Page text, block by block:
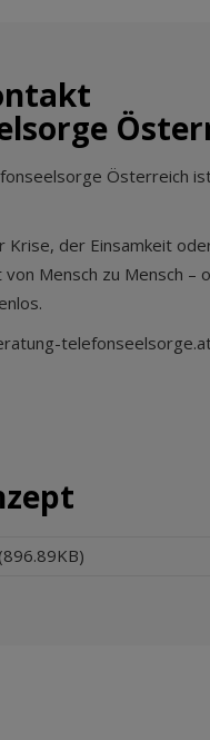
Österreich
Krise, der Einsamkeit
Mensch zu Mensch –